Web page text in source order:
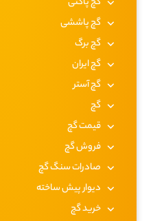
گچ پاششی
گچ برگ
گچ ایران
گچ آستر
گچ
قیمت گچ
فروش گچ
صادرات سنگ گچ
دیوار پیش ساخته
خرید گچ